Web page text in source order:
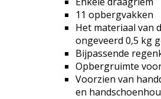
11 opbergvakken
Het materiaal van
ongeveerd 0,5 kg
Bijpassende
Opbergruimte
Voorzien van
en